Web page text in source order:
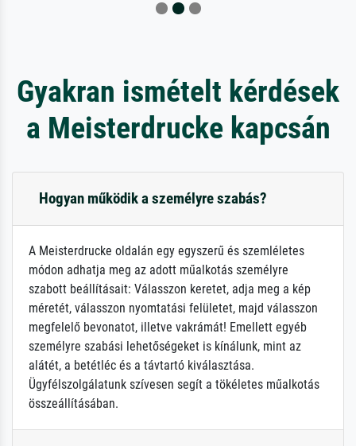
Gyakran ismételt kérdések
a Meisterdrucke kapcsán
Hogyan működik a személyre szabás?
A Meisterdrucke oldalán egy egyszerű és szemléletes
módon adhatja meg az adott műalkotás személyre
szabott beállításait: Válasszon keretet, adja meg a kép
méretét, válasszon nyomtatási felületet, majd válasszon
megfelelő bevonatot, illetve vakrámát! Emellett egyéb
személyre szabási lehetőségeket is kínálunk, mint az
alátét, a betétléc és a távtartó kiválasztása.
Ügyfélszolgálatunk szívesen segít a tökéletes műalkotás
összeállításában.